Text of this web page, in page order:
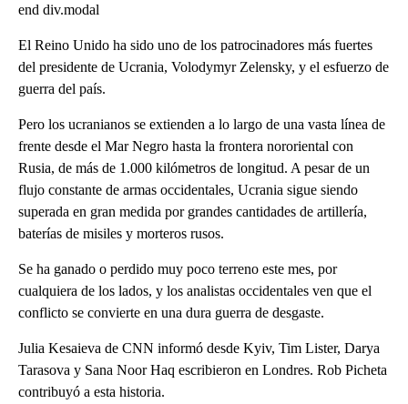
end div.modal
El Reino Unido ha sido uno de los patrocinadores más fuertes
del presidente de Ucrania, Volodymyr Zelensky, y el esfuerzo de
guerra del país.
Pero los ucranianos se extienden a lo largo de una vasta línea de
frente desde el Mar Negro hasta la frontera nororiental con
Rusia, de más de 1.000 kilómetros de longitud. A pesar de un
flujo constante de armas occidentales, Ucrania sigue siendo
superada en gran medida por grandes cantidades de artillería,
baterías de misiles y morteros rusos.
Se ha ganado o perdido muy poco terreno este mes, por
cualquiera de los lados, y los analistas occidentales ven que el
conflicto se convierte en una dura guerra de desgaste.
Julia Kesaieva de CNN informó desde Kyiv, Tim Lister, Darya
Tarasova y Sana Noor Haq escribieron en Londres. Rob Picheta
contribuyó a esta historia.